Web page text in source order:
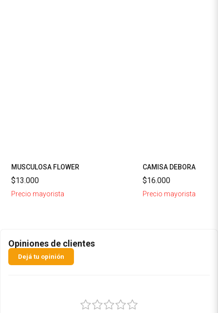
MUSCULOSA FLOWER
$13.000
Precio mayorista
CAMISA DEBORA
$16.000
Precio mayorista
Opiniones de clientes
Dejá tu opinión